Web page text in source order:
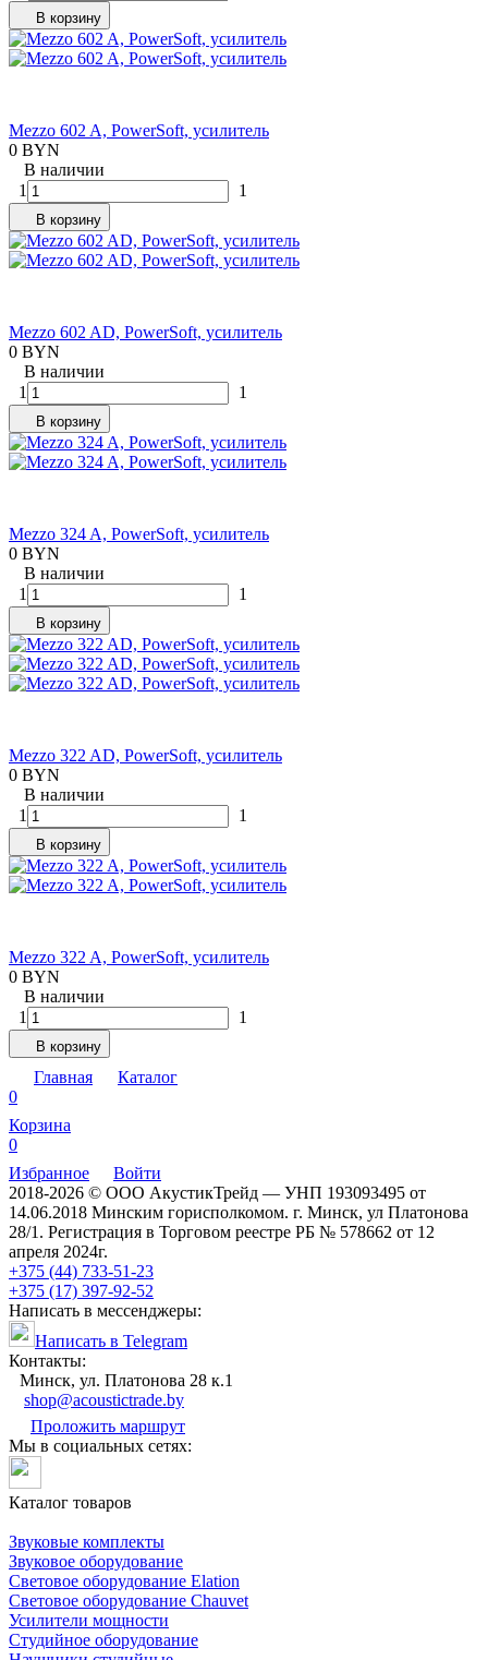
В корзину
Mezzo 602 A, PowerSoft, усилитель
0 BYN
В наличии
1
1
В корзину
Mezzo 602 AD, PowerSoft, усилитель
0 BYN
В наличии
1
1
В корзину
Mezzo 324 A, PowerSoft, усилитель
0 BYN
В наличии
1
1
В корзину
Mezzo 322 AD, PowerSoft, усилитель
0 BYN
В наличии
1
1
В корзину
Mezzo 322 A, PowerSoft, усилитель
0 BYN
В наличии
1
1
В корзину
Главная
Каталог
0
Корзина
0
Избранное
Войти
2018-2026 © ООО АкустикТрейд — УНП 193093495 от
14.06.2018 Минским горисполкомом. г. Минск, ул Платонова
28/1. Регистрация в Торговом реестре РБ № 578662 от 12
апреля 2024г.
+375 (44) 733-51-23
+375 (17) 397-92-52
Написать в мессенджеры:
Написать в Telegram
Контакты:
Минск, ул. Платонова 28 к.1
shop@acoustictrade.by
Проложить маршрут
Мы в социальных сетях:
Каталог товаров
Звуковые комплекты
Звуковое оборудование
Световое оборудование Elation
Cветовое оборудование Chauvet
Усилители мощности
Студийное оборудование